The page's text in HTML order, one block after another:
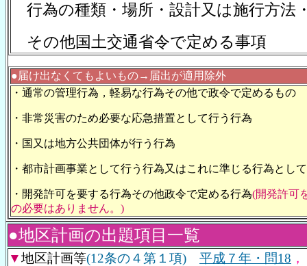
行為の種類・場所・設計又は施行方法
その他国土交通省令で定める事項
●届け出なくてもよいもの→届出が適用除外
・通常の管理行為，軽易な行為その他で政令で定めるもの
・非常災害のため必要な応急措置として行う行為
・国又は地方公共団体が行う行為
・都市計画事業として行う行為又はこれに準じる行為とし
・開発許可を要する行為その他政令で定める行為(開発許可
の必要はありません。)
●地区計画の出題項目一覧
▼地区計画等(12条の４第１項) 平成７年・問18 ，